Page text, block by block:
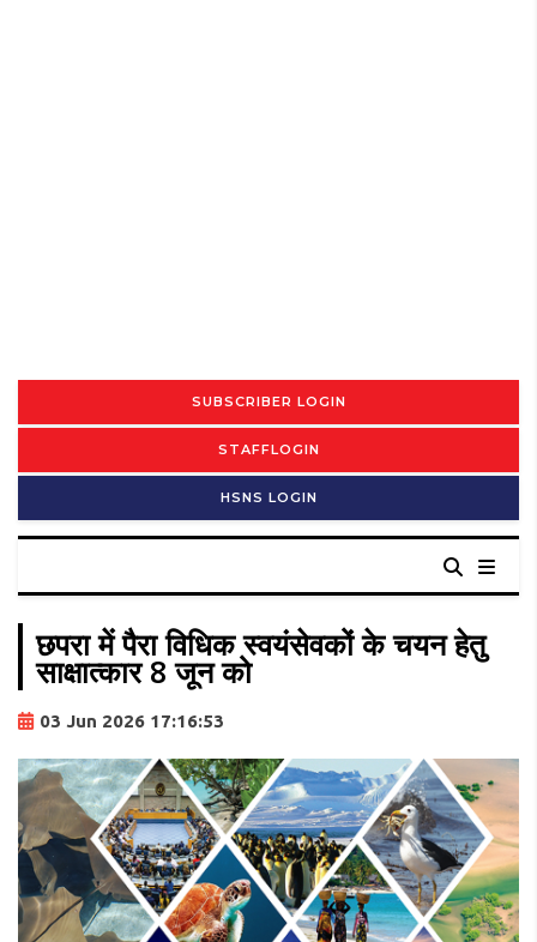
SUBSCRIBER LOGIN
STAFFLOGIN
HSNS LOGIN
छपरा में पैरा विधिक स्वयंसेवकों के चयन हेतु
साक्षात्कार 8 जून को
03 Jun 2026 17:16:53